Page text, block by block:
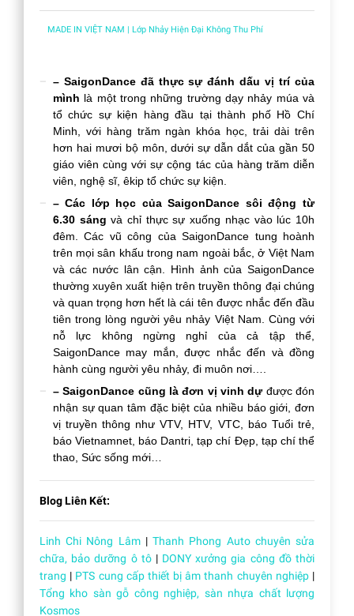
MADE IN VIỆT NAM | Lớp Nhảy Hiện Đại Không Thu Phí
– SaigonDance đã thực sự đánh dấu vị trí của
mình là một trong những trường dạy nhảy múa và
tổ chức sự kiện hàng đầu tại thành phố Hồ Chí
Minh, với hàng trăm ngàn khóa học, trải dài trên
hơn hai mươi bộ môn, dưới sự dẫn dắt của gần 50
giáo viên cùng với sự cộng tác của hàng trăm diễn
viên, nghệ sĩ, êkip tổ chức sự kiện.
– Các lớp học của SaigonDance sôi động từ
6.30 sáng và chỉ thực sự xuống nhạc vào lúc 10h
đêm. Các vũ công của SaigonDance tung hoành
trên mọi sân khấu trong nam ngoài bắc, ở Việt Nam
và các nước lân cận. Hình ảnh của SaigonDance
thường xuyên xuất hiện trên truyền thông đại chúng
và quan trọng hơn hết là cái tên được nhắc đến đầu
tiên trong lòng người yêu nhảy Việt Nam. Cùng với
nỗ lực không ngừng nghỉ của cả tập thể,
SaigonDance may mắn, được nhắc đến và đồng
hành cùng người yêu nhảy, đi muôn nơi….
– SaigonDance cũng là đơn vị vinh dựđược đón
nhận sự quan tâm đặc biệt của nhiều báo giới, đơn
vị truyền thông như VTV, HTV, VTC, báo Tuổi trẻ,
báo Vietnamnet, báo Dantri, tạp chí Đẹp, tạp chí thể
thao, Sức sống mới…
Blog Liên Kết:
Linh Chi Nông Lâm|Thanh Phong Auto chuyên sửa
chữa, bảo dưỡng ô tô| DONY xưởng gia công đồ thời
trang | PTS cung cấp thiết bị âm thanh chuyên nghiệp|
Tổng kho sàn gỗ công nghiệp, sàn nhựa chất lượng
Kosmos